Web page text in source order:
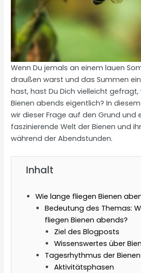
Wenn Du jemals an einem lauen
draußen warst und das Summen
hast, hast Du Dich vielleicht
Bienen abends eigentlich? In
wir dieser Frage auf den Grund und
faszinierende Welt der Bienen und
während der Abendstunden.
Inhalt
Wie lange fliegen Bienen
Bedeutung des Themas:
fliegen Bienen abends?
Ziel des Blogposts
Wissenswertes über
Tagesrhythmus der Bienen
Aktivitätsphasen